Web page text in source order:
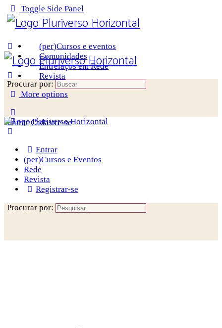
Toggle Side Panel
(per)Cursos e eventos
Comunidades
Entrelaços em Rede
Revista
More options
Entrar Cadastre-se
Procurar por:
Entrar
(per)Cursos e Eventos
Rede
Revista
Registrar-se
Procurar por: